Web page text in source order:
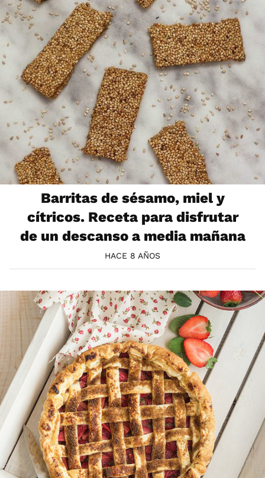
Barritas de sésamo, miel y
cítricos. Receta para disfrutar
de un descanso a media mañana
HACE 8 AÑOS